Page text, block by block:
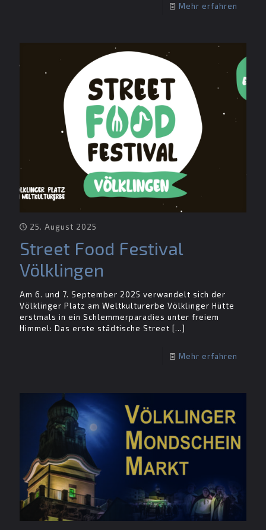
Mehr erfahren
25. August 2025
Street Food Festival
Völklingen
Am 6. und 7. September 2025 verwandelt sich der
Völklinger Platz am Weltkulturerbe Völklinger Hütte
erstmals in ein Schlemmerparadies unter freiem
Himmel: Das erste städtische Street […]
Mehr erfahren